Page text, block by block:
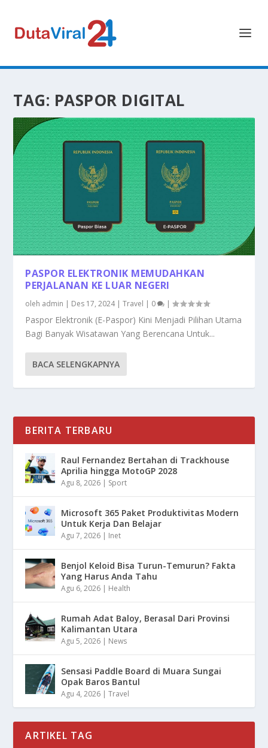
TAG: PASPOR DIGITAL
PASPOR ELEKTRONIK MEMUDAHKAN
PERJALANAN KE LUAR NEGERI
oleh admin | Des 17, 2024|Travel | 0 |
Paspor Elektronik (E-Paspor) Kini Menjadi Pilihan Utama
Bagi Banyak Wisatawan Yang Berencana Untuk...
BACA SELENGKAPNYA
BERITA TERBARU
Raul Fernandez Bertahan di Trackhouse
Aprilia hingga MotoGP 2028
Agu 8, 2026 | Sport
Microsoft 365 Paket Produktivitas Modern
Untuk Kerja Dan Belajar
Agu 7, 2026 | Inet
Benjol Keloid Bisa Turun-Temurun? Fakta
Yang Harus Anda Tahu
Agu 6, 2026 | Health
Rumah Adat Baloy, Berasal Dari Provinsi
Kalimantan Utara
Agu 5, 2026 | News
Sensasi Paddle Board di Muara Sungai
Opak Baros Bantul
Agu 4, 2026 |Travel
ARTIKEL TAG